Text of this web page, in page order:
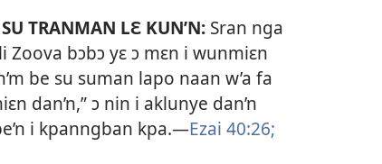
TRANMAN LƐ KUN’N: Sran nga
bɔbɔ yɛ ɔ mɛn i wunmiɛn
be su suman lapo naan w’a fa
dan’n,” ɔ nin i aklunye dan’n
i kpanngban kpa.​—Ezai 40:26;